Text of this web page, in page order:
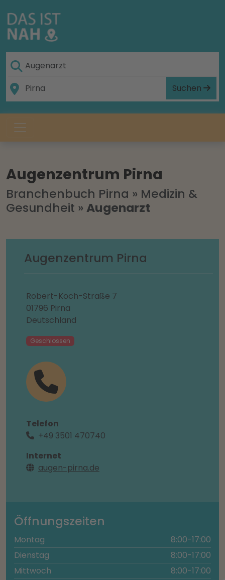
Suchen
Augenzentrum Pirna
Branchenbuch Pirna » Medizin &
Gesundheit » Augenarzt
Augenzentrum Pirna
Robert-Koch-Straße 7
01796 Pirna
Deutschland
Geschlossen
Telefon
+49 3501 470740
Internet
augen-pirna.de
Öffnungszeiten
Montag
8:00-17:00
Dienstag
8:00-17:00
Mittwoch
8:00-17:00